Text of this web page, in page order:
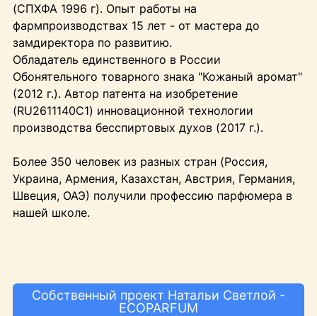
(СПХФА 1996 г). Опыт работы на
фармпроизводствах 15 лет - от мастера до
замдиректора по развитию.
Обладатель единственного в России
Обонятельного товарного знака "Кожаный аромат"
(2012 г.). Автор патента на изобретение
(RU2611140C1) инновационной технологии
производства бесспиртовых духов (2017 г.).
Более 350 человек из разных стран (Россия,
Украина, Армения, Казахстан, Австрия, Германия,
Швеция, ОАЭ) получили профессию парфюмера в
нашей школе.
Собственный проект Натальи Светлой -
ECOPARFUM